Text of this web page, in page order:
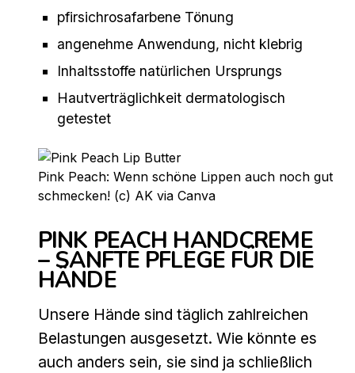
pfirsichrosafarbene Tönung
angenehme Anwendung, nicht klebrig
Inhaltsstoffe natürlichen Ursprungs
Hautverträglichkeit dermatologisch
getestet
Pink Peach: Wenn schöne Lippen auch noch gut
schmecken! (c) AK via Canva
PINK PEACH HANDCREME
– SANFTE PFLEGE FÜR DIE
HÄNDE
Unsere Hände sind täglich zahlreichen
Belastungen ausgesetzt. Wie könnte es
auch anders sein, sie sind ja schließlich